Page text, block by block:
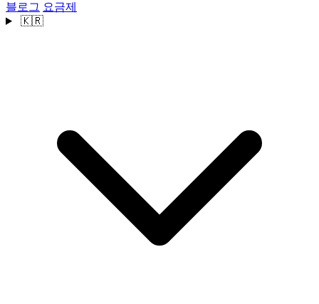
블로그 요금제
🇰🇷